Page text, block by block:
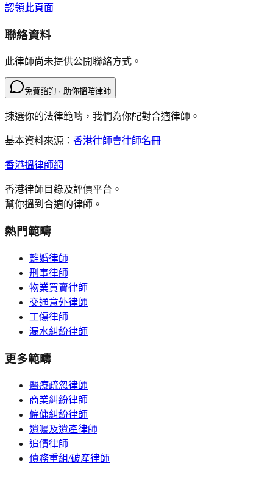
認領此頁面
聯絡資料
此律師尚未提供公開聯絡方式。
免費諮詢 · 助你搵啱律師
揀選你的法律範疇，我們為你配對合適律師。
基本資料來源： 香港律師會律師名冊
香港搵律師網
香港律師目錄及評價平台。
幫你搵到合適的律師。
熱門範疇
離婚律師
刑事律師
物業買賣律師
交通意外律師
工傷律師
漏水糾紛律師
更多範疇
醫療疏忽律師
商業糾紛律師
僱傭糾紛律師
遺囑及遺產律師
追債律師
債務重組/破產律師